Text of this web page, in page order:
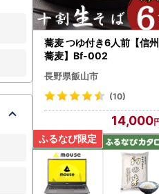
蕎麦 つゆ付き6人前【信州
蕎麦】Bf-002
長野県飯山市
(10)
14,000